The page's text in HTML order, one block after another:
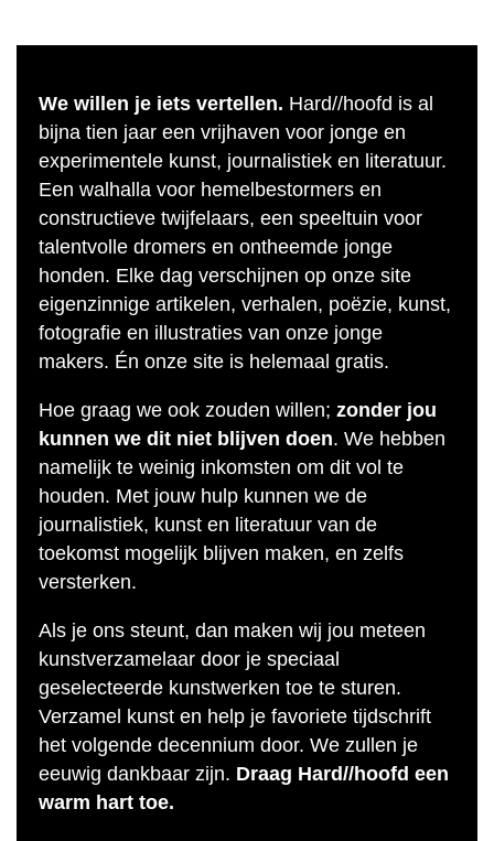
We willen je iets vertellen. Hard//hoofd is al
bijna tien jaar een vrijhaven voor jonge en
experimentele kunst, journalistiek en literatuur.
Een walhalla voor hemelbestormers en
constructieve twijfelaars, een speeltuin voor
talentvolle dromers en ontheemde jonge
honden. Elke dag verschijnen op onze site
eigenzinnige artikelen, verhalen, poëzie, kunst,
fotografie en illustraties van onze jonge
makers. Én onze site is helemaal gratis.
Hoe graag we ook zouden willen; zonder jou
kunnen we dit niet blijven doen. We hebben
namelijk te weinig inkomsten om dit vol te
houden. Met jouw hulp kunnen we de
journalistiek, kunst en literatuur van de
toekomst mogelijk blijven maken, en zelfs
versterken.
Als je ons steunt, dan maken wij jou meteen
kunstverzamelaar door je speciaal
geselecteerde kunstwerken toe te sturen.
Verzamel kunst en help je favoriete tijdschrift
het volgende decennium door. We zullen je
eeuwig dankbaar zijn. Draag Hard//hoofd een
warm hart toe.